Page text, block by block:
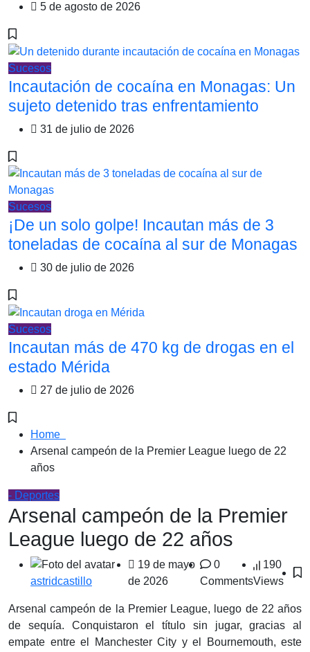
5 de agosto de 2026
Sucesos
Incautación de cocaína en Monagas: Un
sujeto detenido tras enfrentamiento
31 de julio de 2026
Sucesos
¡De un solo golpe! Incautan más de 3
toneladas de cocaína al sur de Monagas
30 de julio de 2026
Sucesos
Incautan más de 470 kg de drogas en el
estado Mérida
27 de julio de 2026
Home
Arsenal campeón de la Premier League luego de 22
años
- Deportes
Arsenal campeón de la Premier
League luego de 22 años
astridcastillo
19 de mayo
de 2026
0
Comments
190
Views
Arsenal campeón de la Premier League, luego de 22 años
de sequía. Conquistaron el título sin jugar, gracias al
empate entre el Manchester City y el Bournemouth, este